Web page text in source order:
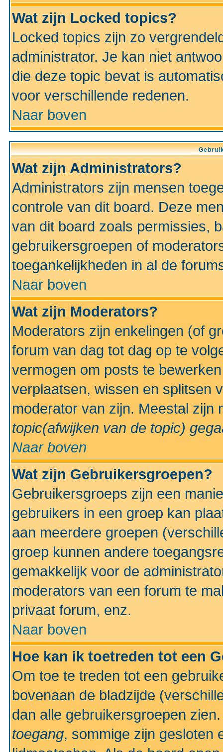
Wat zijn Locked topics?
Locked topics zijn zo
administrator. Je kan niet
die deze topic bevat is
voor verschillende redenen.
Naar boven
Wat zijn Administrators?
Administrators zijn mensen
controle van dit board. Deze
van dit board zoals permissies,
gebruikersgroepen of
toegankelijkheden in al de
Naar boven
Wat zijn Moderators?
Moderators zijn enkelingen (of
forum van dag tot dag op te
vermogen om posts te
verplaatsen, wissen en splitsen
moderator van zijn. Meestal
topic(afwijken van de topic)
Naar boven
Wat zijn Gebruikersgroepen?
Gebruikersgroeps zijn een
gebruikers in een groep kan
aan meerdere groepen
groep kunnen andere
gemakkelijk voor de
moderators van een forum te
privaat forum, enz.
Naar boven
Hoe kan ik toetreden tot een
Om toe te treden tot een
bovenaan de bladzijde
dan alle gebruikersgroepen
toegang, sommige zijn gesloten